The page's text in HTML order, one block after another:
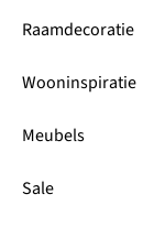
Raamdecoratie
Wooninspiratie
Meubels
Sale